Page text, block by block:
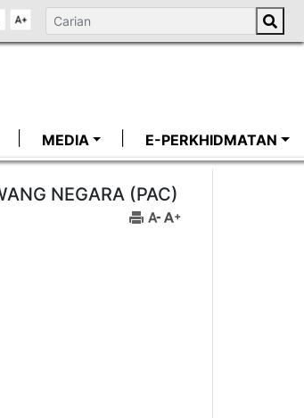
MEDIA E-PERKHIDMATAN
NEGARA (PAC)